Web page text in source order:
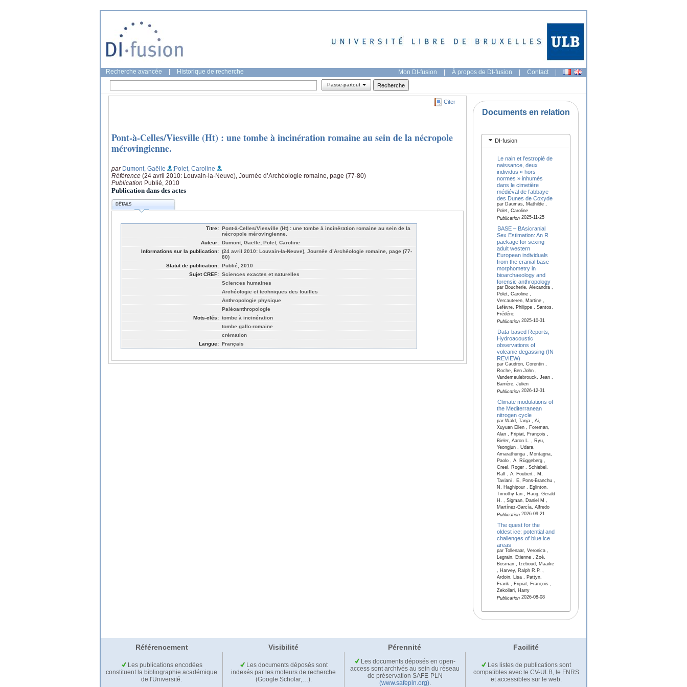
Recherche avancée Historique de recherche Mon DI-fusion | À propos de DI-fusion | Contact |
Passe-partout
Citer
Pont-à-Celles/Viesville (Ht) : une tombe à incinération romaine au sein de la nécropole
mérovingienne.
par Dumont, Gaëlle
;Polet, Caroline
Référence (24 avril 2010: Louvain-la-Neuve), Journée d’Archéologie romaine, page (77-80)
Publication Publié, 2010
Publication dans des actes
DÉTAILS
Titre: Pont-à-Celles/Viesville (Ht) : une tombe à incinération romaine au sein de la
nécropole mérovingienne.
Auteur: Dumont, Gaëlle; Polet, Caroline
Informations sur la publication: (24 avril 2010: Louvain-la-Neuve), Journée d’Archéologie romaine, page (77-
80)
Statut de publication: Publié, 2010
Sujet CREF: Sciences exactes et naturelles
Sciences humaines
Archéologie et techniques des fouilles
Anthropologie physique
Paléoanthropologie
Mots-clés: tombe à incinération
tombe gallo-romaine
crémation
Langue: Français
Documents en relation
DI-fusion
Le nain et l’estropié de
naissance, deux
individus « hors
normes » inhumés
dans le cimetière
médiéval de l’abbaye
des Dunes de Coxyde
par Daumas, Mathilde ,
Polet, Caroline
Publication2025-11-25
BASE – BAsicranial
Sex Estimation: An R
package for sexing
adult western
European individuals
from the cranial base
morphometry in
bioarchaeology and
forensic anthropology
par Boucherie, Alexandra ,
Polet, Caroline ,
Vercauteren, Martine ,
Lefèvre, Philippe , Santos,
Frédéric
Publication2025-10-31
Data-based Reports;
Hydroacoustic
observations of
volcanic degassing (IN
REVIEW)
par Caudron, Corentin ,
Roche, Ben John ,
Vandemeulebrouck, Jean ,
Barrière, Julien
Publication2026-12-31
Climate modulations of
the Mediterranean
nitrogen cycle
par Wald, Tanja , Ai,
Xuyuan Ellen , Foreman,
Alan , Fripiat, François ,
Bieler, Aaron L. , Ryu,
Yeongjun , Udara,
Amarathunga , Montagna,
Paolo , A, Rüggeberg ,
Creel, Roger , Schiebel,
Ralf , A, Foubert , M,
Taviani , E, Pons-Branchu ,
N, Haghipour , Eglinton,
Timothy Ian , Haug, Gerald
H. , Sigman, Daniel M ,
Martínez-García, Alfredo
Publication2026-09-21
The quest for the
oldest ice: potential and
challenges of blue ice
areas
par Tollenaar, Veronica ,
Legrain, Etienne , Zoé,
Bosman , Izeboud, Maaike
, Harvey, Ralph R.P. ,
Ardoin, Lisa , Pattyn,
Frank , Fripiat, François ,
Zekollari, Harry
Publication2026-08-08
Référencement Visibilité Pérennité Facilité
Les publications encodées
constituent la bibliographie académique
de l'Université.
Les documents déposés sont
indexés par les moteurs de recherche
(Google Scholar,…).
Les documents déposés en open-
access sont archivés au sein du réseau
de préservation SAFE-PLN
(www.safepln.org).
Les listes de publications sont
compatibles avec le CV-ULB, le FNRS
et accessibles sur le web.